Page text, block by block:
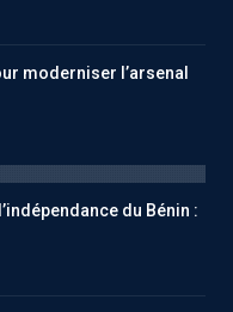
moderniser l’arsenal
du Bénin :